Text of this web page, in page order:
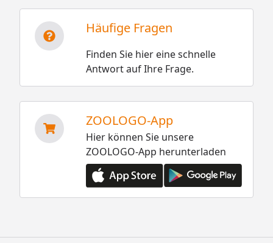
Häufige Fragen
Finden Sie hier eine schnelle
Antwort auf Ihre Frage.
ZOOLOGO-App
Hier können Sie unsere
ZOOLOGO-App herunterladen